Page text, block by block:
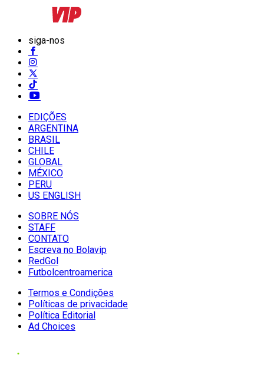
siga-nos
EDIÇÕES
ARGENTINA
BRASIL
CHILE
GLOBAL
MÉXICO
PERU
US ENGLISH
SOBRE NÓS
STAFF
CONTATO
Escreva no Bolavip
RedGol
Futbolcentroamerica
Termos e Condições
Políticas de privacidade
Política Editorial
Ad Choices